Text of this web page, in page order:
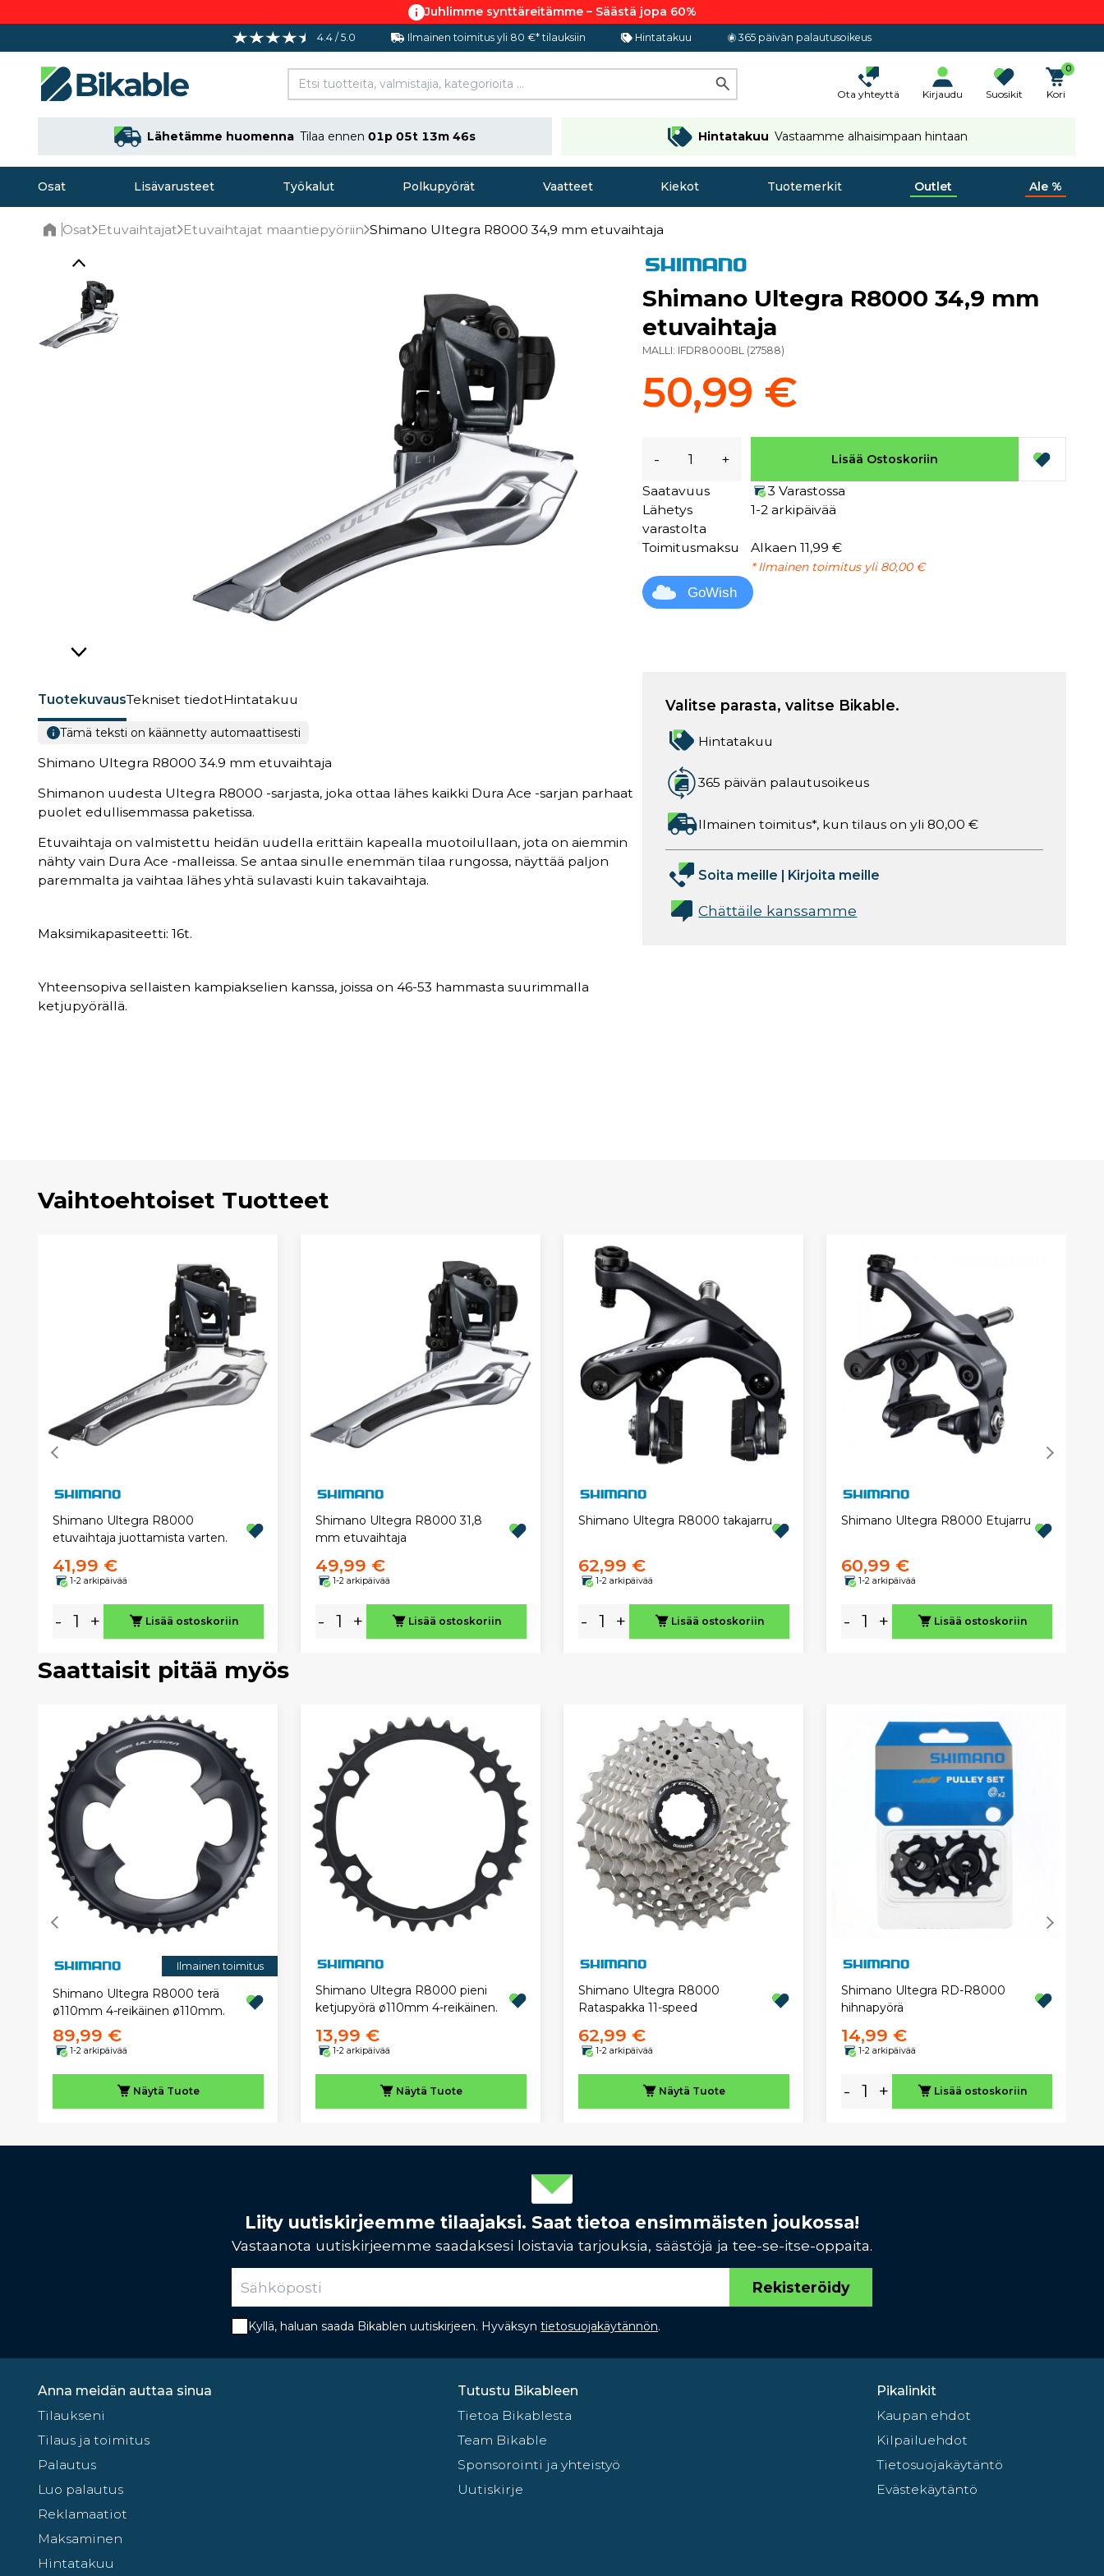
Juhlimme synttäreitämme – Säästä jopa 60%
4.4 / 5.0 Ilmainen toimitus yli 80 €* tilauksiin Hintatakuu 365 päivän palautusoikeus
Ota yhteyttä Kirjaudu Suosikit
0
Kori
Lähetämme huomenna Tilaa ennen 01p 05t 13m 45s Hintatakuu Vastaamme alhaisimpaan hintaan
Osat Lisävarusteet Työkalut Polkupyörät Vaatteet Kiekot Tuotemerkit Outlet Ale %
Osat Etuvaihtajat Etuvaihtajat maantiepyöriin Shimano Ultegra R8000 34,9 mm etuvaihtaja
TuotekuvausTekniset tiedotHintatakuu
Tämä teksti on käännetty automaattisesti
Shimano Ultegra R8000 34.9 mm etuvaihtaja
Shimanon uudesta Ultegra R8000 -sarjasta, joka ottaa lähes kaikki Dura Ace -sarjan parhaat
puolet edullisemmassa paketissa.
Etuvaihtaja on valmistettu heidän uudella erittäin kapealla muotoilullaan, jota on aiemmin
nähty vain Dura Ace -malleissa. Se antaa sinulle enemmän tilaa rungossa, näyttää paljon
paremmalta ja vaihtaa lähes yhtä sulavasti kuin takavaihtaja.
Maksimikapasiteetti: 16t.
Yhteensopiva sellaisten kampiakselien kanssa, joissa on 46-53 hammasta suurimmalla
ketjupyörällä.
Shimano Ultegra R8000 34,9 mm
etuvaihtaja
MALLI: IFDR8000BL (27588)
50,99 €
- + Lisää Ostoskoriin
Saatavuus
3 Varastossa
Lähetys
varastolta
1-2 arkipäivää
Toimitusmaksu Alkaen 11,99 €
* Ilmainen toimitus yli 80,00 €
GoWish
Valitse parasta, valitse Bikable.
Hintatakuu
365 päivän palautusoikeus
Ilmainen toimitus*, kun tilaus on yli 80,00 €
Soita meille | Kirjoita meille
Chättäile kanssamme
Vaihtoehtoiset Tuotteet
Shimano Ultegra R8000
etuvaihtaja juottamista varten.
41,99 €
1-2 arkipäivää
- + Lisää ostoskoriin
Shimano Ultegra R8000 31,8
mm etuvaihtaja
49,99 €
1-2 arkipäivää
- + Lisää ostoskoriin
Shimano Ultegra R8000 takajarru
62,99 €
1-2 arkipäivää
- + Lisää ostoskoriin
Shimano Ultegra R8000 Etujarru
60,99 €
1-2 arkipäivää
- + Lisää ostoskoriin
Saattaisit pitää myös
Ilmainen toimitus
Shimano Ultegra R8000 terä
ø110mm 4-reikäinen ø110mm.
89,99 €
1-2 arkipäivää
Näytä Tuote
Shimano Ultegra R8000 pieni
ketjupyörä ø110mm 4-reikäinen.
13,99 €
1-2 arkipäivää
Näytä Tuote
Shimano Ultegra R8000
Rataspakka 11-speed
62,99 €
1-2 arkipäivää
Näytä Tuote
Shimano Ultegra RD-R8000
hihnapyörä
14,99 €
1-2 arkipäivää
- + Lisää ostoskoriin
Liity uutiskirjeemme tilaajaksi. Saat tietoa ensimmäisten joukossa!
Vastaanota uutiskirjeemme saadaksesi loistavia tarjouksia, säästöjä ja tee-se-itse-oppaita.
Rekisteröidy
Kyllä, haluan saada Bikablen uutiskirjeen. Hyväksyn tietosuojakäytännön.
Anna meidän auttaa sinua
Tilaukseni
Tilaus ja toimitus
Palautus
Luo palautus
Reklamaatiot
Maksaminen
Hintatakuu
Tutustu Bikableen
Tietoa Bikablesta
Team Bikable
Sponsorointi ja yhteistyö
Uutiskirje
Pikalinkit
Kaupan ehdot
Kilpailuehdot
Tietosuojakäytäntö
Evästekäytäntö